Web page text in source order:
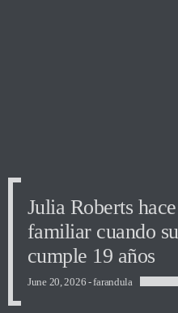
Julia Roberts
familiar cuando
cumple 19 años
June 20, 2026 -farandula